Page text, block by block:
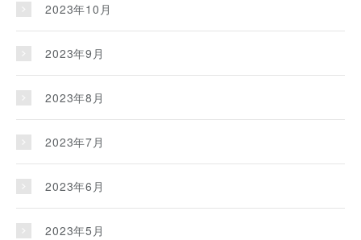
2023年10月
2023年9月
2023年8月
2023年7月
2023年6月
2023年5月